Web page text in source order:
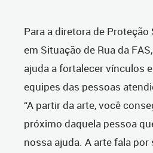
Para a diretora de Proteção
em Situação de Rua da
ajuda a fortalecer vínculos
equipes das pessoas
“A partir da arte, você
próximo daquela pessoa
nossa ajuda. A arte fala por